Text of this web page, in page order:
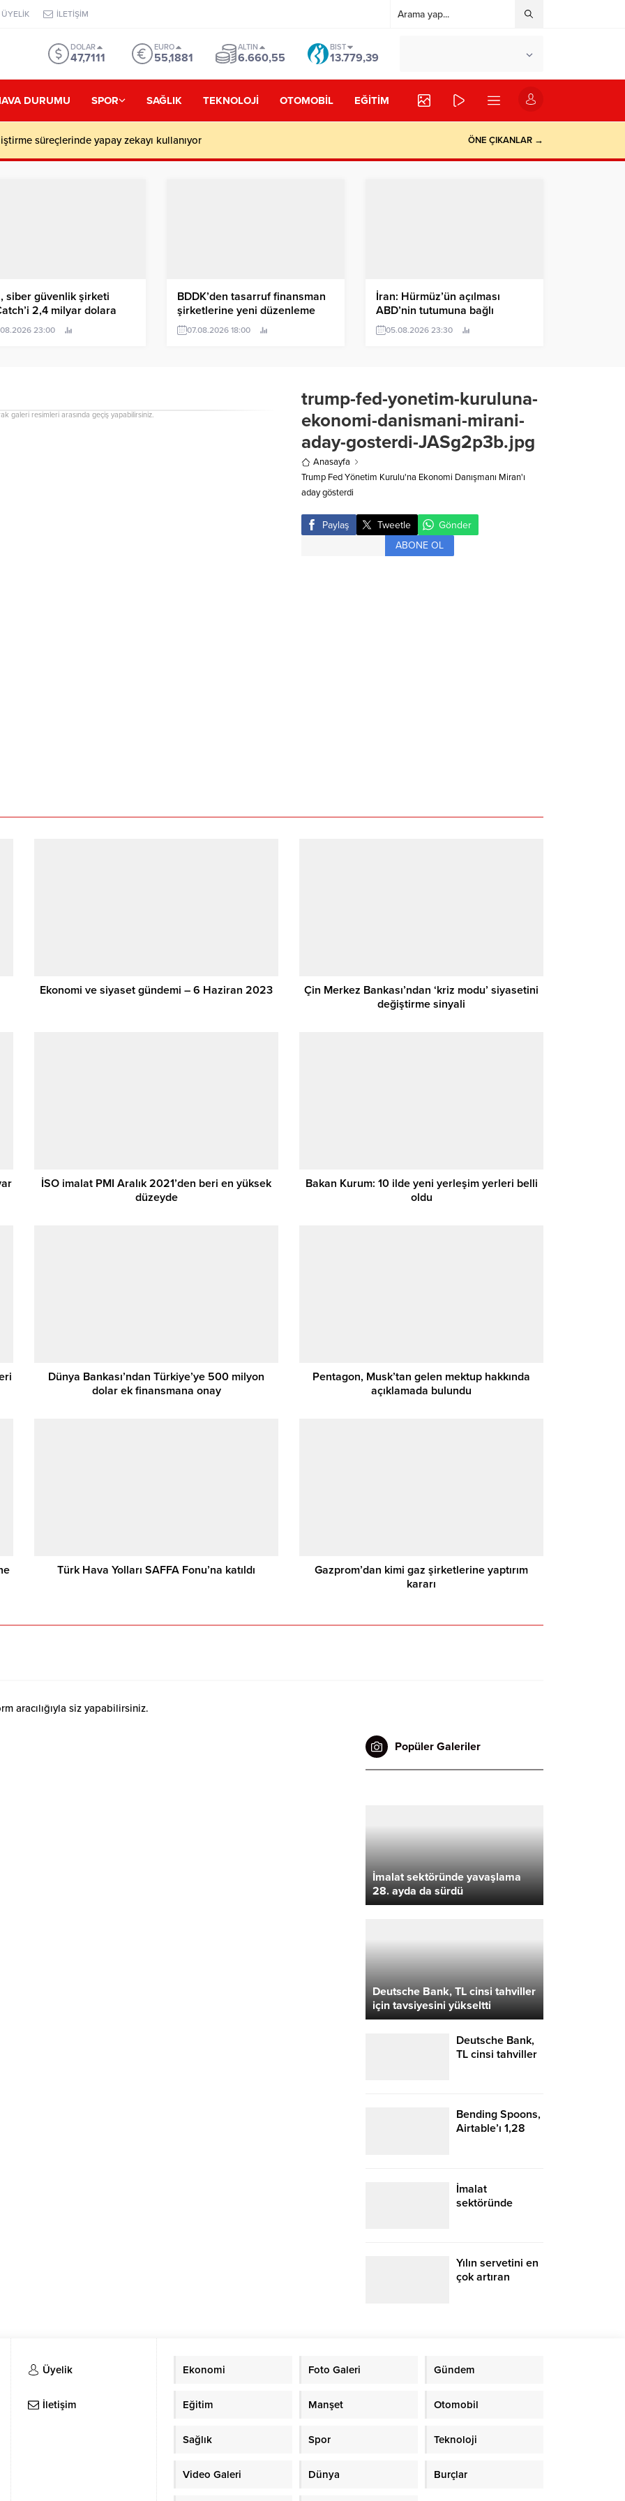
ÜYELİK İLETİŞİM
DOLAR
47,7111
EURO
55,1881
ALTIN
6.660,55
BIST
13.779,39
DURUMU SPOR SAĞLIK TEKNOLOJİ OTOMOBİL EĞİTİM
süreçlerinde yapay zekayı kullanıyor ÖNE ÇIKANLAR →
siber güvenlik şirketi
2,4 milyar dolara
alıyor 23:00
BDDK’den tasarruf finansman
şirketlerine yeni düzenleme
07.08.2026 18:00
İran: Hürmüz’ün açılması
ABD’nin tutumuna bağlı
05.08.2026 23:30
galeri resimleri arasında geçiş yapabilirsiniz.
trump-fed-yonetim-kuruluna-
ekonomi-danismani-mirani-
aday-gosterdi-JASg2p3b.jpg
Anasayfa
Trump Fed Yönetim Kurulu'na Ekonomi Danışmanı Miran'ı
aday gösterdi
Paylaş Tweetle
Gönder
ABONE OL
Ekonomi ve siyaset gündemi – 6 Haziran 2023
Çin Merkez Bankası’ndan ‘kriz modu’ siyasetini
değiştirme sinyali
İSO imalat PMI Aralık 2021’den beri en yüksek
düzeyde
Bakan Kurum: 10 ilde yeni yerleşim yerleri belli
oldu
Dünya Bankası’ndan Türkiye’ye 500 milyon
dolar ek finansmana onay
Pentagon, Musk’tan gelen mektup hakkında
açıklamada bulundu
Türk Hava Yolları SAFFA Fonu’na katıldı
Gazprom’dan kimi gaz şirketlerine yaptırım
kararı
aracılığıyla siz yapabilirsiniz.
Popüler Galeriler
İmalat sektöründe yavaşlama
28. ayda da sürdü
Deutsche Bank, TL cinsi tahviller
için tavsiyesini yükseltti
Deutsche Bank,
TL cinsi tahviller
Bending Spoons,
Airtable’ı 1,28
İmalat
sektöründe
Yılın servetini en
çok artıran
Üyelik
İletişim
Ekonomi Foto Galeri Gündem
Eğitim Manşet Otomobil
Sağlık Spor Teknoloji
Video Galeri Dünya Burçlar